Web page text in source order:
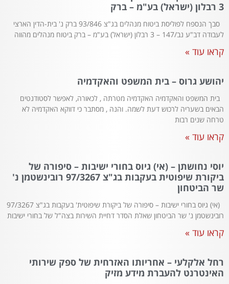
3 רבלון (ישראל) בע"מ – ברק
סבך הנספח לפוליסת ביטוח מנהלים בג"צ 93/846 ברק נ' בית-הדין הארצי
לעבודה דב"ע נב/147 – 3 רבלון (ישראל) בע"מ – ברק ביטוח מנהלים מהווה
קראו עוד »
יהושע גרוס – בית המשפט והאקדמיה
בית המשפט והאקדמיה האקדמיה מטרתה , לכאורה, לאפשר לסטודנטים
הבאים בשעריה לרכוש דעת לשמה. והנה , מסתבר כי דווקא האקדמיה לא
טרחה שנים רבות
קראו עוד »
יוסי נחושתן – (אי) גיוס בחורי ישיבות – סיפורה של
ביקורת שיפוטית בעקבות בג"צ 97/3267 רובינשטמן נ'
שר הביטחון
(אי) גיוס בחורי ישיבות – סיפורה של ביקורת שיפוטית' בעקבות בג"צ 97/3267
רובינשטמן נ' שר הביטחון שאלת הסדר דחיית השירות בצה"ל של בחורי ישיבות
קראו עוד »
רחל אלקלעי – אחריותו האזרחית של ספק שירותי
האינטרנט להעברת מידע מזיק